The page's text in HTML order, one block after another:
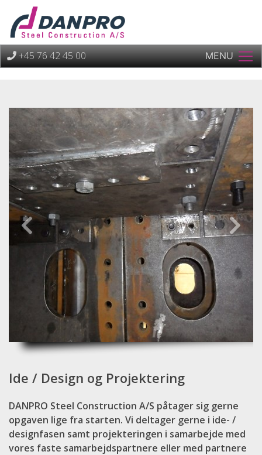
+45 76 42 45 00 MENU
Previous Next
Ide / Design og Projektering
DANPRO Steel Construction A/S påtager sig gerne
opgaven lige fra starten. Vi deltager gerne i ide- /
designfasen samt projekteringen i samarbejde med
vores faste samarbejdspartnere eller med partnere